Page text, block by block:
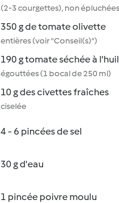
(2-3 courgettes), non
350 g de tomate olivette
entières (voir "Conseil(s)")
190 g tomate séchée à
égouttées (1 bocal de 250 ml)
10 g des civettes fraîches
ciselée
4 - 6 pincées de sel
30 g d'eau
1 pincée poivre moulu